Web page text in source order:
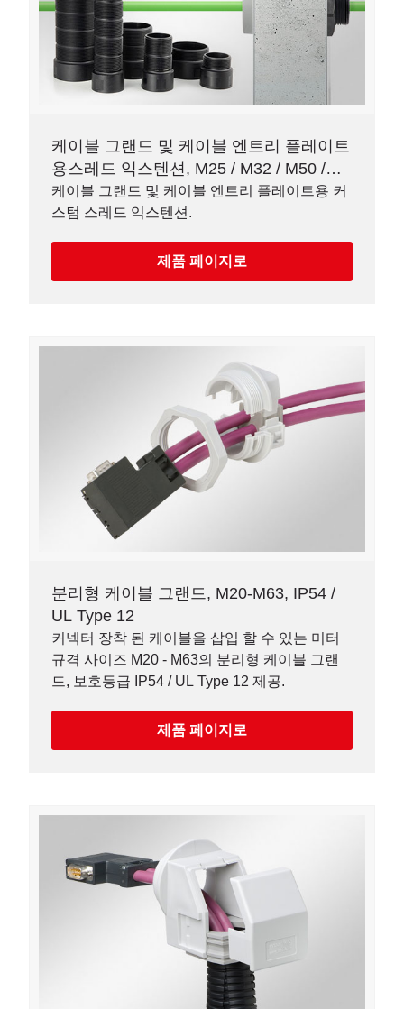
케이블 그랜드 및 케이블 엔트리 플레이트
용스레드 익스텐션, M25 / M32 / M50 /
M63
케이블 그랜드 및 케이블 엔트리 플레이트용 커
스텀 스레드 익스텐션.
제품 페이지로
분리형 케이블 그랜드, M20-M63, IP54 /
UL Type 12
커넥터 장착 된 케이블을 삽입 할 수 있는 미터
규격 사이즈 M20 - M63의 분리형 케이블 그랜
드, 보호등급 IP54 / UL Type 12 제공.
제품 페이지로